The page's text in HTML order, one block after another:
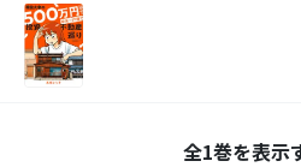
全1巻を表示